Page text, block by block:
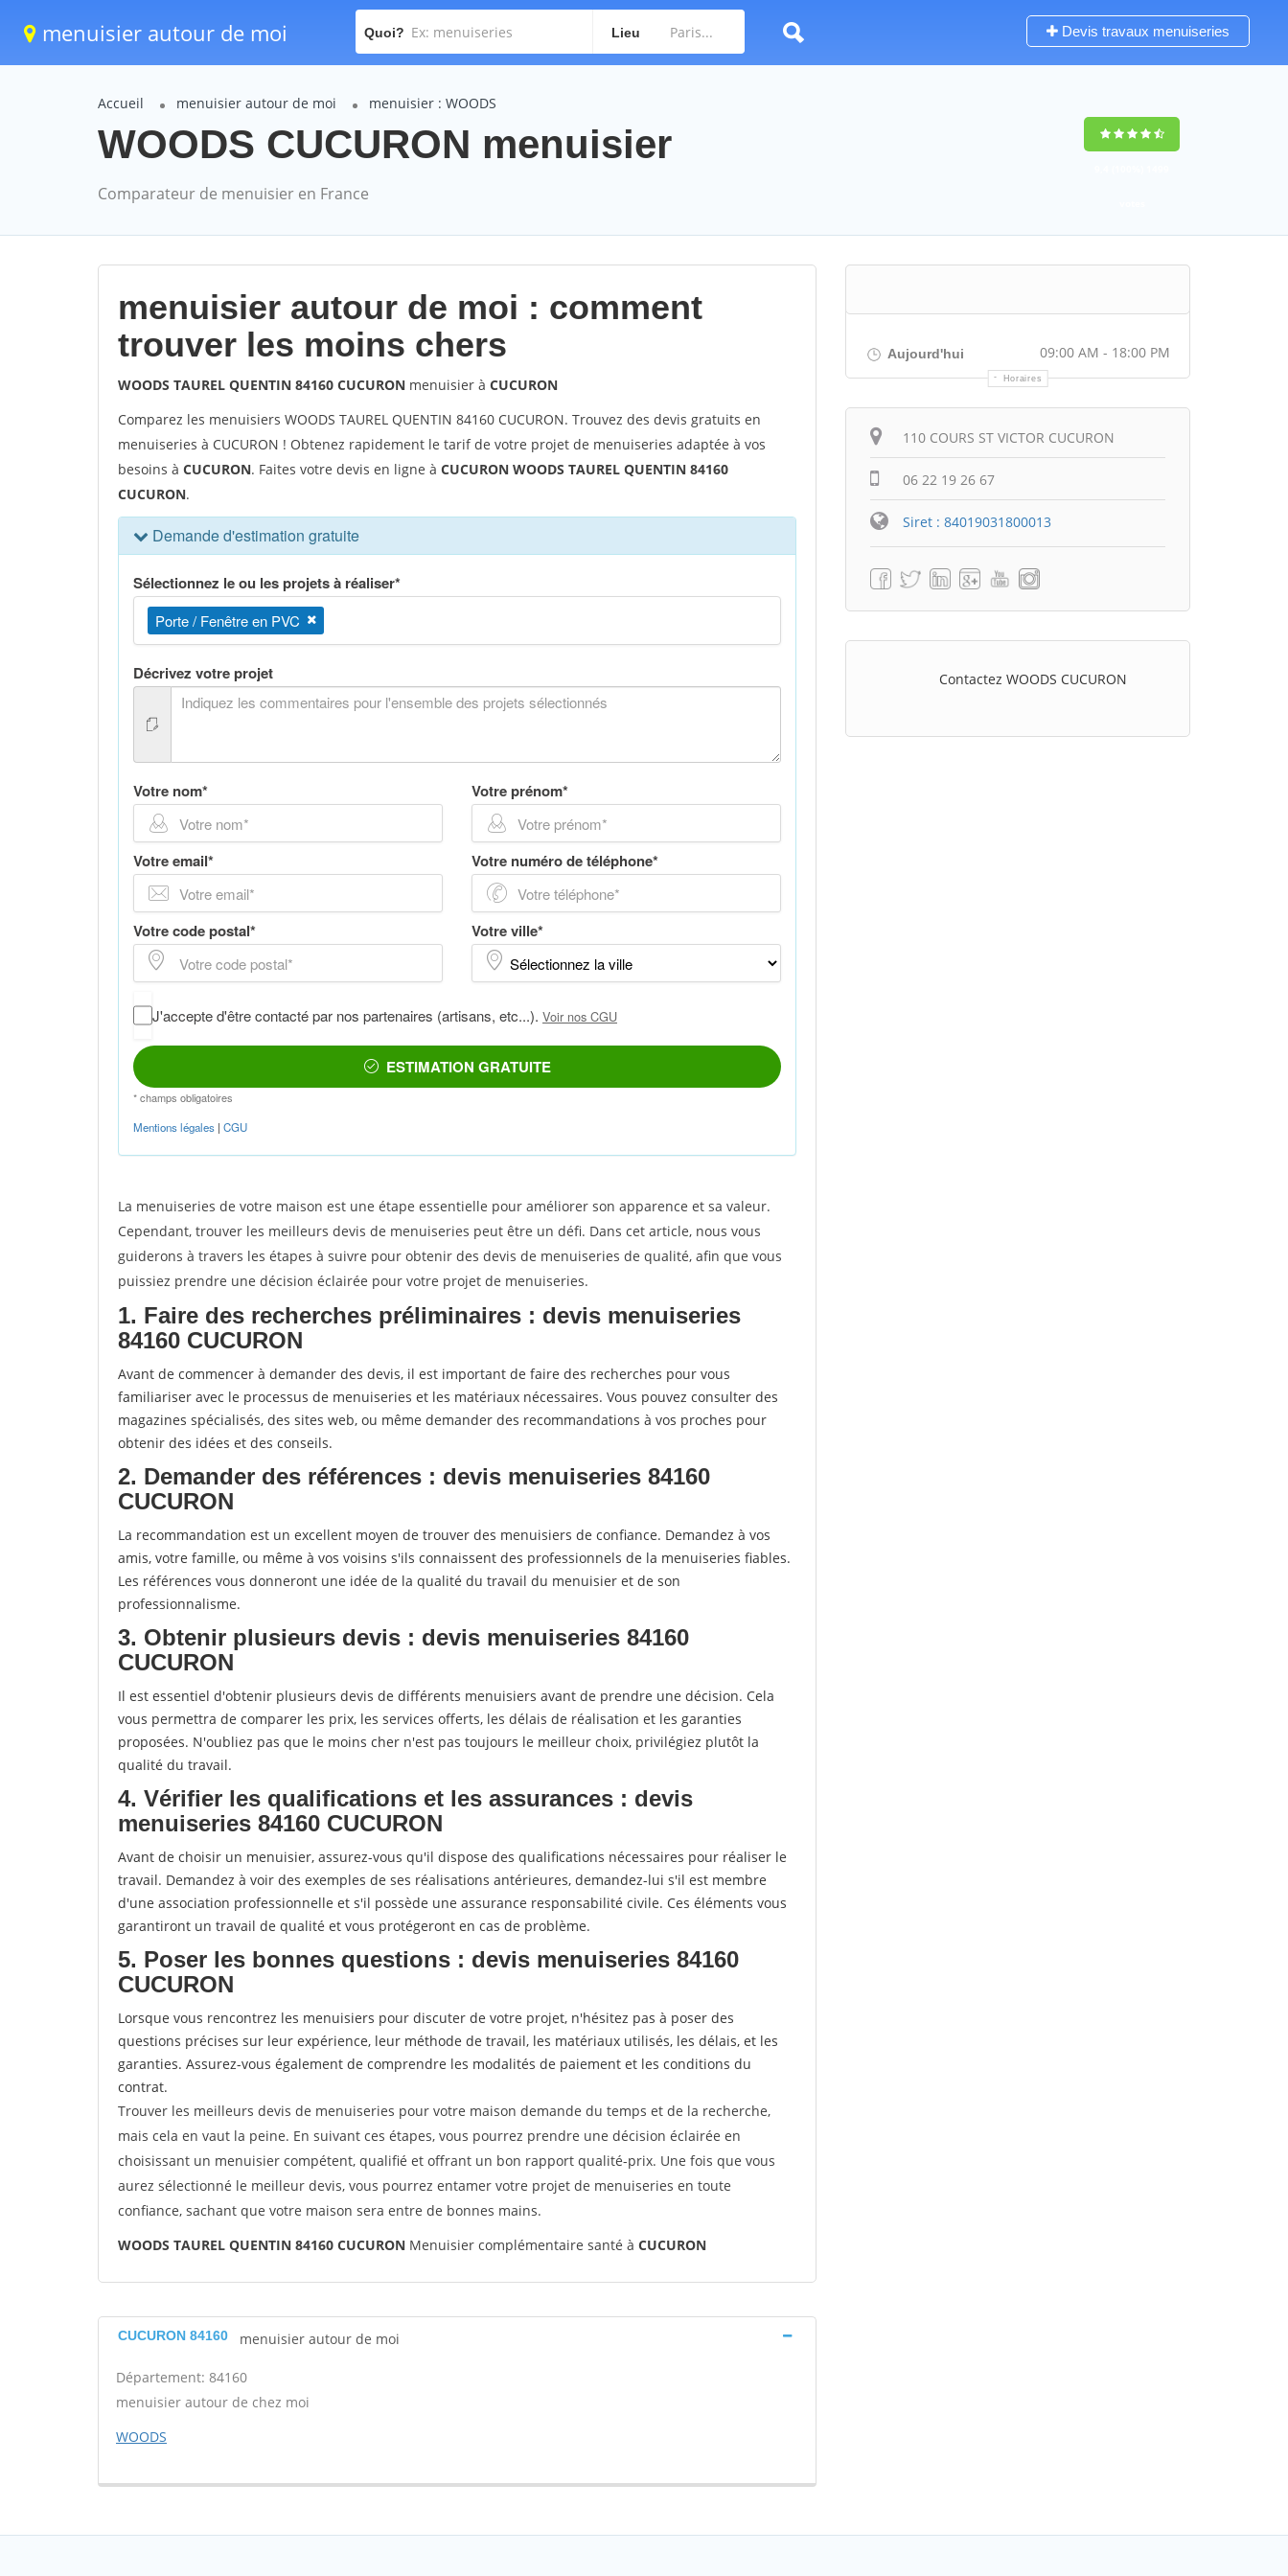
menuisier autour de moi Quoi? Lieu Devis travaux menuiseries
Accueil menuisier autour de moi menuisier : WOODS
WOODS CUCURON menuisier
Comparateur de menuisier en France
menuisier autour de moi : comment
trouver les moins chers
WOODS TAUREL QUENTIN 84160 CUCURON menuisier à CUCURON
Comparez les menuisiers WOODS TAUREL QUENTIN 84160 CUCURON. Trouvez des devis gratuits en
menuiseries à CUCURON ! Obtenez rapidement le tarif de votre projet de menuiseries adaptée à vos
besoins à CUCURON. Faites votre devis en ligne à CUCURON WOODS TAUREL QUENTIN 84160
CUCURON.
La menuiseries de votre maison est une étape essentielle pour améliorer son apparence et sa valeur.
Cependant, trouver les meilleurs devis de menuiseries peut être un défi. Dans cet article, nous vous
guiderons à travers les étapes à suivre pour obtenir des devis de menuiseries de qualité, afin que vous
puissiez prendre une décision éclairée pour votre projet de menuiseries.
1. Faire des recherches préliminaires : devis menuiseries
84160 CUCURON
Avant de commencer à demander des devis, il est important de faire des recherches pour vous
familiariser avec le processus de menuiseries et les matériaux nécessaires. Vous pouvez consulter des
magazines spécialisés, des sites web, ou même demander des recommandations à vos proches pour
obtenir des idées et des conseils.
2. Demander des références : devis menuiseries 84160
CUCURON
La recommandation est un excellent moyen de trouver des menuisiers de confiance. Demandez à vos
amis, votre famille, ou même à vos voisins s'ils connaissent des professionnels de la menuiseries fiables.
Les références vous donneront une idée de la qualité du travail du menuisier et de son
professionnalisme.
3. Obtenir plusieurs devis : devis menuiseries 84160
CUCURON
Il est essentiel d'obtenir plusieurs devis de différents menuisiers avant de prendre une décision. Cela
vous permettra de comparer les prix, les services offerts, les délais de réalisation et les garanties
proposées. N'oubliez pas que le moins cher n'est pas toujours le meilleur choix, privilégiez plutôt la
qualité du travail.
4. Vérifier les qualifications et les assurances : devis
menuiseries 84160 CUCURON
Avant de choisir un menuisier, assurez-vous qu'il dispose des qualifications nécessaires pour réaliser le
travail. Demandez à voir des exemples de ses réalisations antérieures, demandez-lui s'il est membre
d'une association professionnelle et s'il possède une assurance responsabilité civile. Ces éléments vous
garantiront un travail de qualité et vous protégeront en cas de problème.
5. Poser les bonnes questions : devis menuiseries 84160
CUCURON
Lorsque vous rencontrez les menuisiers pour discuter de votre projet, n'hésitez pas à poser des
questions précises sur leur expérience, leur méthode de travail, les matériaux utilisés, les délais, et les
garanties. Assurez-vous également de comprendre les modalités de paiement et les conditions du
contrat.
Trouver les meilleurs devis de menuiseries pour votre maison demande du temps et de la recherche,
mais cela en vaut la peine. En suivant ces étapes, vous pourrez prendre une décision éclairée en
choisissant un menuisier compétent, qualifié et offrant un bon rapport qualité-prix. Une fois que vous
aurez sélectionné le meilleur devis, vous pourrez entamer votre projet de menuiseries en toute
confiance, sachant que votre maison sera entre de bonnes mains.
WOODS TAUREL QUENTIN 84160 CUCURON Menuisier complémentaire santé à CUCURON
CUCURON 84160 menuisier autour de moi
Département: 84160
menuisier autour de chez moi
WOODS
Aujourd'hui 09:00 AM - 18:00 PM
Horaires
110 COURS ST VICTOR CUCURON
06 22 19 26 67
Siret : 84019031800013
Contactez WOODS CUCURON